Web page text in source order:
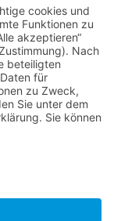
/ 85 17 870